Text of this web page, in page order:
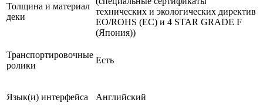
Толщина и материал
деки
технических и экологических директив
EO/ROHS (ЕС) и 4 STAR GRADE F
(Япония))
Транспортировочные
ролики
Есть
Язык(и) интерфейса Английский